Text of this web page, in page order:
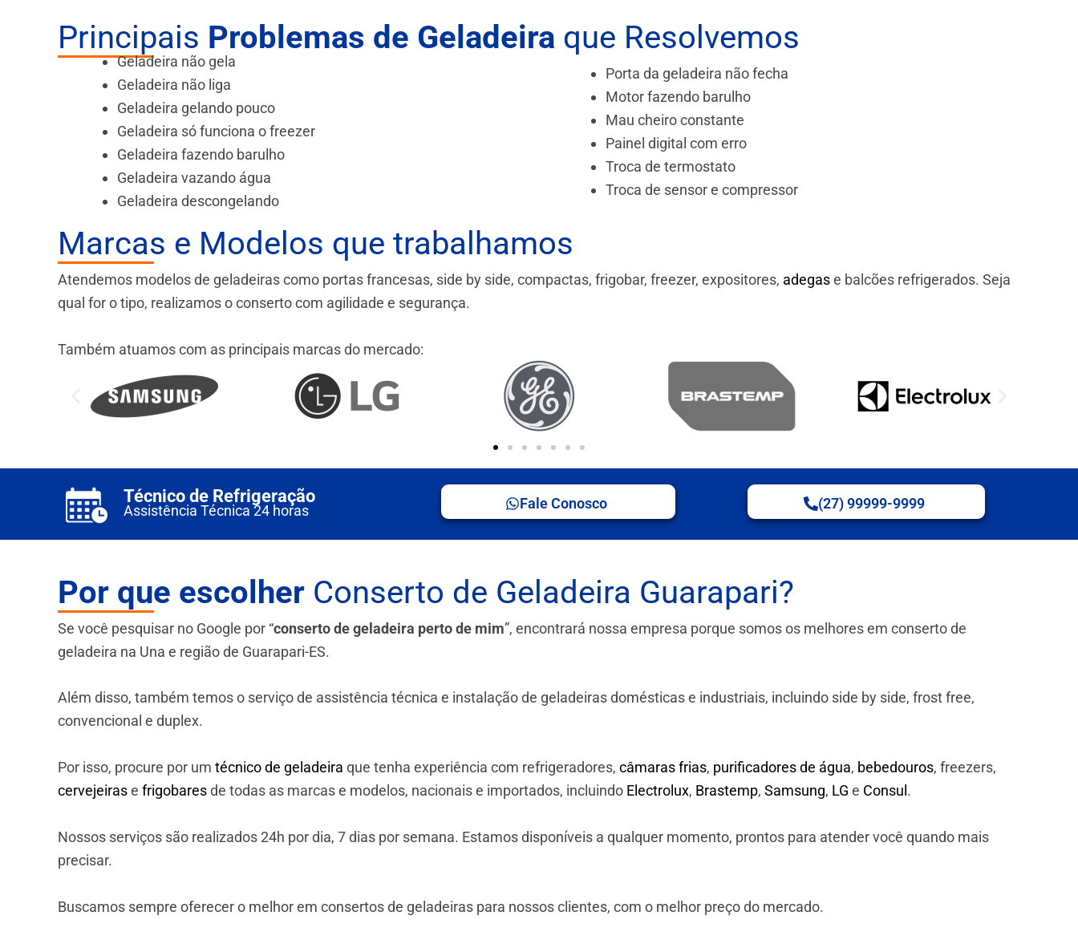
Principais Problemas de Geladeira que Resolvemos
Geladeira não gela
Geladeira não liga
Geladeira gelando pouco
Geladeira só funciona o freezer
Geladeira fazendo barulho
Geladeira vazando água
Geladeira descongelando
Porta da geladeira não fecha
Motor fazendo barulho
Mau cheiro constante
Painel digital com erro
Troca de termostato
Troca de sensor e compressor
Marcas e Modelos que trabalhamos
Atendemos modelos de geladeiras como portas francesas, side by side, compactas, frigobar, freezer, expositores, adegase balcões refrigerados. Seja
qual for o tipo, realizamos o conserto com agilidade e segurança.
Também atuamos com as principais marcas do mercado:
Técnico de Refrigeração
Assistência Técnica 24 horas Fale Conosco (27) 99999-9999
Por que escolher Conserto de Geladeira Guarapari?
Se você pesquisar no Google por “conserto de geladeira perto de mim”, encontrará nossa empresa porque somos os melhores em conserto de
geladeira na Una e região de Guarapari-ES.
Além disso, também temos o serviço de assistência técnica e instalação de geladeiras domésticas e industriais, incluindo side by side, frost free,
convencional e duplex.
Por isso, procure por um técnico de geladeira que tenha experiência com refrigeradores, câmaras frias, purificadores de água, bebedouros, freezers,
cervejeirase frigobaresde todas as marcas e modelos, nacionais e importados, incluindo Electrolux, Brastemp, Samsung, LG e Consul .
Nossos serviços são realizados 24h por dia, 7 dias por semana. Estamos disponíveis a qualquer momento, prontos para atender você quando mais
precisar.
Buscamos sempre oferecer o melhor em consertos de geladeiras para nossos clientes, com o melhor preço do mercado.